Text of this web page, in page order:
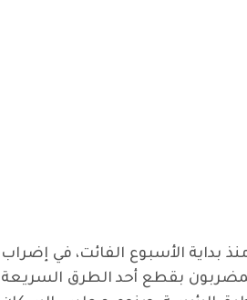
بداية الأسبوع الفائت، في إضراب
بقطع أحد الطرق السريعة